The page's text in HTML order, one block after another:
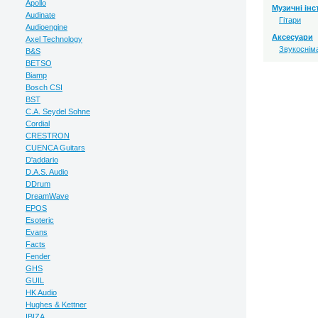
Apollo
Audinate
Audioengine
Axel Technology
B&S
BETSO
Biamp
Bosch CSI
BST
C.A. Seydel Sohne
Cordial
CRESTRON
CUENCA Guitars
D'addario
D.A.S. Audio
DDrum
DreamWave
EPOS
Esoteric
Evans
Facts
Fender
GHS
GUIL
HK Audio
Hughes & Kettner
Музичні
Гітари
Аксесуари